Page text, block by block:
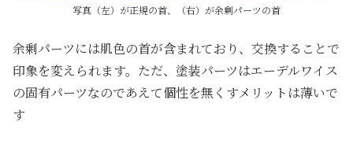
写真（左）が正規の首、（右）が余剰パーツの首
余剰パーツには肌色の首が含まれており、交換することで
印象を変えられます。ただ、塗装パーツはエーデルワイス
の固有パーツなのであえて個性を無くすメリットは薄いで
す